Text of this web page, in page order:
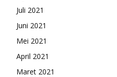
Juli 2021
Juni 2021
Mei 2021
April 2021
Maret 2021